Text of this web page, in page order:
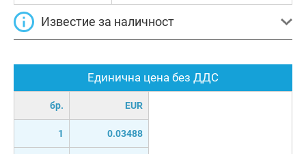
Единична цена без ДДС
бр. EUR
1 0.03488
Известие за наличност